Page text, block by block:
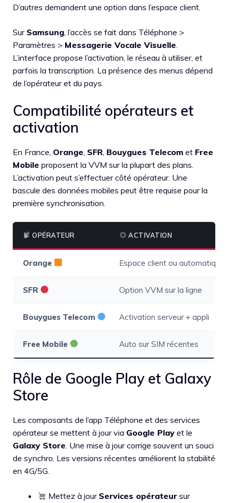
D’autres demandent une option dans l’espace client.
Sur Samsung , l’accès se fait dans Téléphone >
Paramètres > Messagerie Vocale Visuelle
L’interface propose l’activation, le réseau à utiliser, et
parfois la transcription. La présence des menus dépend
de l’opérateur et du pays.
Compatibilité opérateurs et
activation
En France, Orange SFR Bouygues Telecom et Free
Mobile proposent la VVM sur la plupart des plans.
L’activation peut s’effectuer côté opérateur. Une
bascule des données mobiles peut être requise pour la
première synchronisation.
OPÉRATEUR ACTIVATION
Orange Espace client ou automatique
SFR Option VVM sur la ligne
Bouygues Telecom Activation serveur + appli
Free Mobile Auto sur SIM récentes
Rôle de Google Play et Galaxy
Store
Les composants de l’app Téléphone et des services
opérateur se mettent à jour via Google Play et le
Galaxy Store. Une mise à jour corrige souvent un souci
de synchro. Les versions récentes améliorent la stabilité
en 4G/5G.
Mettez à jour Services opérateur sur